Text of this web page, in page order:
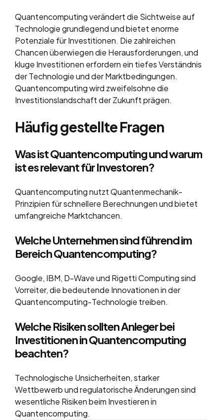
Quantencomputing verändert die Sichtweise auf
Technologie grundlegend und bietet enorme
Potenziale für Investitionen. Die zahlreichen
Chancen überwiegen die Herausforderungen, und
kluge Investitionen erfordern ein tiefes Verständnis
der Technologie und der Marktbedingungen.
Quantencomputing wird zweifelsohne die
Investitionslandschaft der Zukunft prägen.
Häufig gestellte Fragen
Was ist Quantencomputing und warum
ist es relevant für Investoren?
Quantencomputing nutzt Quantenmechanik-
Prinzipien für schnellere Berechnungen und bietet
umfangreiche Marktchancen.
Welche Unternehmen sind führend im
Bereich Quantencomputing?
Google, IBM, D-Wave und Rigetti Computing sind
Vorreiter, die bedeutende Innovationen in der
Quantencomputing-Technologie treiben.
Welche Risiken sollten Anleger bei
Investitionen in Quantencomputing
beachten?
Technologische Unsicherheiten, starker
Wettbewerb und regulatorische Änderungen sind
wesentliche Risiken beim Investieren in
Quantencomputing.